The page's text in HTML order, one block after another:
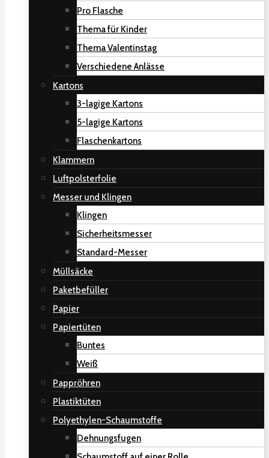
Pro Flasche
Thema für Kinder
Thema Valentinstag
Verschiedene Anlässe
Kartons
3-lagige Kartons
5-lagige Kartons
Flaschenkartons
Klammern
Luftpolsterfolie
Messer und Klingen
Klingen
Sicherheitsmesser
Standard-Messer
Müllsäcke
Paketbefüller
Papier
Papiertüten
Buntes
Weiß
Pappröhren
Plastiktüten
Polyethylen-Schaumstoffe
Dehnungsfugen